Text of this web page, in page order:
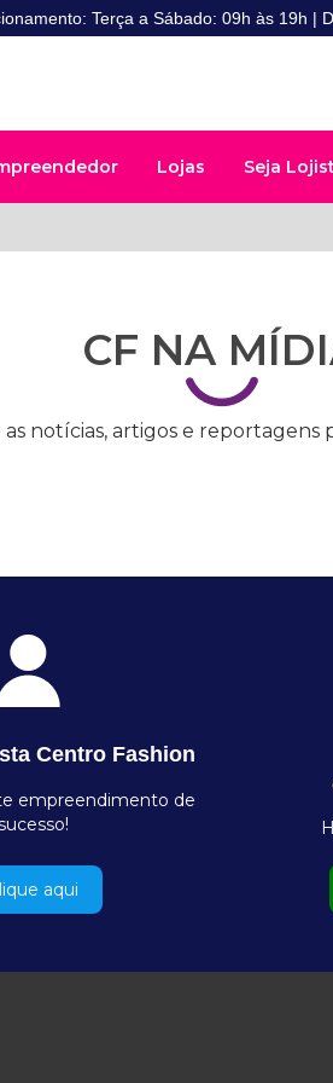
Terça a Sábado: 09h às 19h |
Lojas Seja
CF NA
notícias, artigos e reportagens
Centro Fashion
empreendimento de
aqui